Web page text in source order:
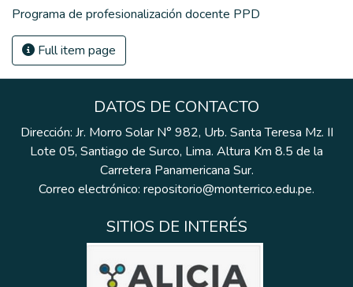
Programa de profesionalización docente PPD
Full item page
DATOS DE CONTACTO
Dirección: Jr. Morro Solar N° 982, Urb. Santa Teresa Mz. II
Lote 05, Santiago de Surco, Lima. Altura Km 8.5 de la
Carretera Panamericana Sur.
Correo electrónico: repositorio@monterrico.edu.pe.
SITIOS DE INTERÉS